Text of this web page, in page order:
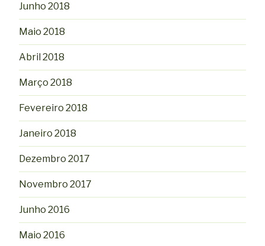
Junho 2018
Maio 2018
Abril 2018
Março 2018
Fevereiro 2018
Janeiro 2018
Dezembro 2017
Novembro 2017
Junho 2016
Maio 2016